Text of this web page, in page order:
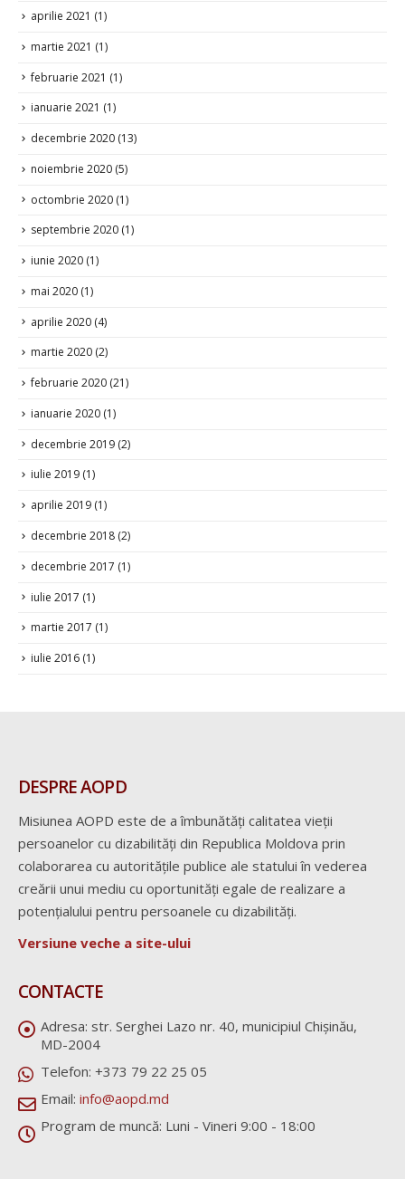
iunie 2021(1)
aprilie 2021 (1)
martie 2021(1)
februarie 2021(1)
ianuarie 2021(1)
decembrie 2020 (13)
noiembrie 2020 (5)
octombrie 2020(1)
septembrie 2020
iunie 2020(1)
mai 2020(1)
aprilie 2020(4)
martie 2020(2)
februarie 2020(21)
ianuarie 2020(1)
decembrie 2019
iulie 2019(1)
aprilie 2019(1)
decembrie 2018 (2)
decembrie 2017
iulie 2017(1)
martie 2017(1)
DESPRE AOPD
Misiunea AOPD este de a îmbunătăți calitatea vieții
persoanelor cu dizabilități din Republica Moldova prin
colaborarea cu autoritățile publice ale statului în vederea
creării unui mediu cu oportunități egale de realizare a
potențialului pentru persoanele cu dizabilități.
CONTACTE
Adresa: str. Serghei Lazo nr. 40, municipiul Chișinău,
MD-2004
Telefon: +373 79 22 25 05
Email: info@aopd.md